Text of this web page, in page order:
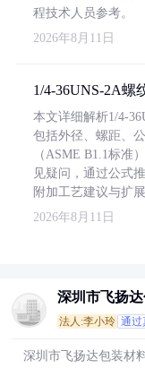
程技术人员参考。
2026年8月11日
1/4-36UNS-2A螺
本文详细解析1/4-
包括外径、螺距、
（ASME B1.1标准
见疑问，通过公式
附加工艺建议与扩展
2026年8月11日
深圳市飞扬
法人:李小玲 通过
深圳市飞扬达包装材